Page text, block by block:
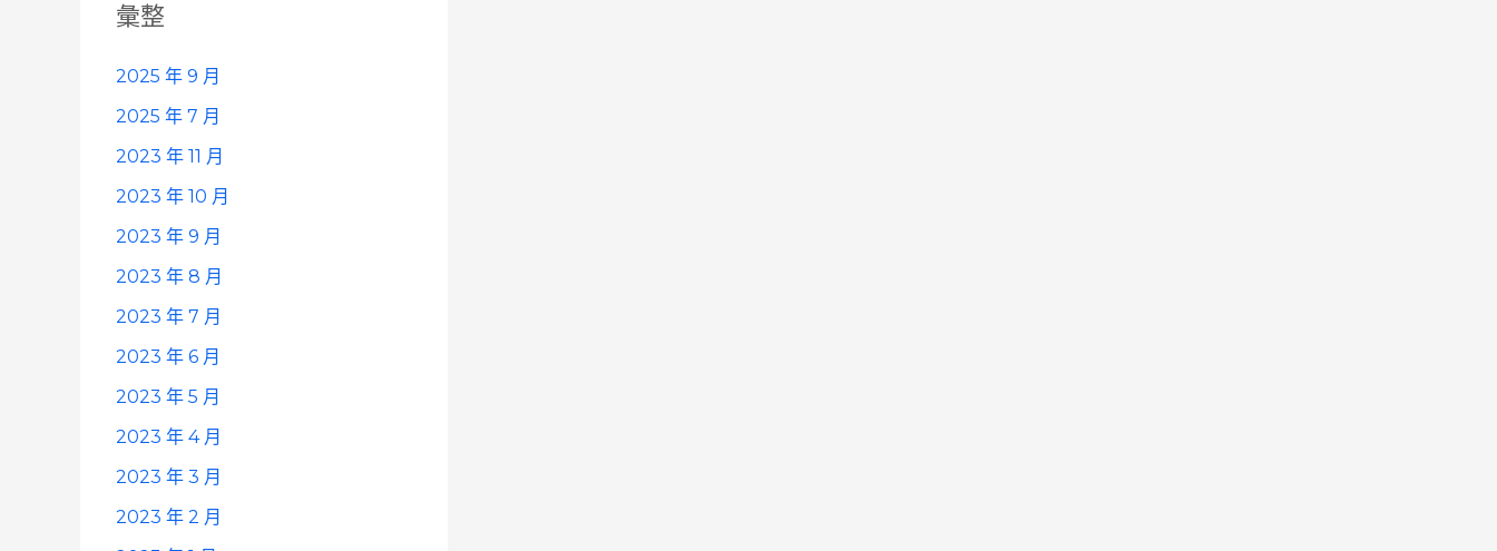
彙整
2025 年 9 月
2025 年 7 月
2023 年 11 月
2023 年 10 月
2023 年 9 月
2023 年 8 月
2023 年 7 月
2023 年 6 月
2023 年 5 月
2023 年 4 月
2023 年 3 月
2023 年 2 月